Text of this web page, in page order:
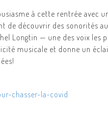
à cette rentrée
découvrir des sonorités
Longtin — une des voix
musicale et donne un
chasser-la-covid